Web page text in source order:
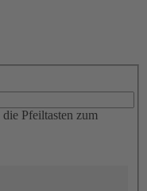
Pfeiltasten zum